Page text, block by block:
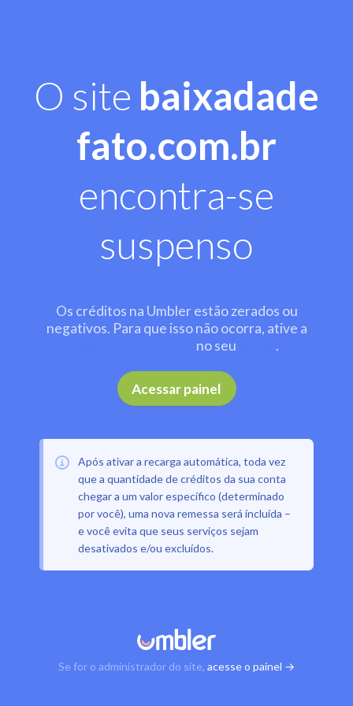
O site baixadade
fato.com.br
encontra-se
suspenso
Os créditos na Umbler estão zerados ou
negativos. Para que isso não ocorra, ative a
no seu .
Acessar painel
Após ativar a recarga automática, toda vez
que a quantidade de créditos da sua conta
chegar a um valor específico (determinado
por você), uma nova remessa será incluída –
e você evita que seus serviços sejam
desativados e/ou excluídos.
Se for o administrador do site, acesse o painel →